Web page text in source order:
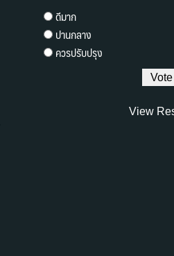
ดีมาก
ปานกลาง
ควรปรับปรุง
View